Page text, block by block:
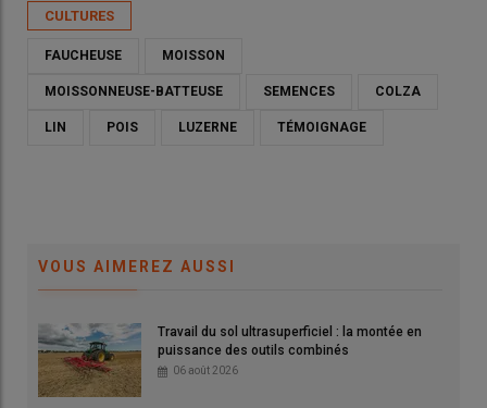
Joël Coureau, agriculteur et entrepreneur de travaux agricoles
à Le Causé (Tarn-et-Garonne) : «La moisson décomposée
demande un minimum de savoir-faire.»
CULTURES
FAUCHEUSE MOISSON
MOISSONNEUSE-BATTEUSE SEMENCES COLZA
LIN POIS LUZERNE TÉMOIGNAGE
VOUS AIMEREZ AUSSI
Travail du sol ultrasuperficiel : la montée en
puissance des outils combinés
06 août 2026